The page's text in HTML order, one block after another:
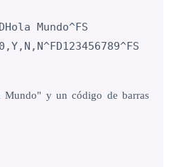
Mundo^FS
Mundo" y un código de barras